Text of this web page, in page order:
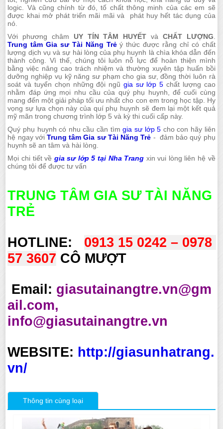
logic. Và cũng chính từ đó, tố chất thông minh của các em sẽ
được khai mở phát triển mãi mãi và phát huy hết tác dụng của
nó.
Với phương châm UY TÍN TÂM HUYẾT và CHẤT LƯỢNG
Trung tâm Gia sư Tài Năng Trẻý thức được rằng chỉ có chất
lượng dịch vụ và sự hài lòng của phụ huynh là chìa khóa dẫn đến
thành công. Vì thế, chúng tôi luôn nỗ lực để hoàn thiện mình
bằng việc nâng cao trách nhiệm và thường xuyên tập huấn bồi
dưỡng nghiệp vụ kỹ năng sư phạm cho gia sư, đồng thời luôn rà
soát và tuyển chọn những đội ngũ gia sư lớp 5 chất lượng cao
nhằm đáp ứng mọi nhu cầu của quý phụ huynh, để cuối cùng
mang đến một giải pháp tối ưu nhất cho con em trong học tập. Hy
vọng sự lựa chọn này của quí phụ huynh sẽ đem lại một kết quả
mỹ mãn trong chương trình lớp 5 và kỳ thi cuối cấp này.
Quý phụ huynh có nhu cầu cần tìmgia sư lớp 5 cho con hãy liên
hệ ngay vớiTrung tâm Gia sư Tài Năng Trẻ - đảm bảo quý phụ
huynh sẽ an tâm và hài lòng.
Mọi chi tiết về gia sư lớp 5 tại Nha Trang xin vui lòng liên hệ về
chúng tôi để được tư vấn
TRUNG TÂM GIA SƯ TÀI NĂNG
TRẺ
HOTLINE:
0913 15 0242 – 0978
57 3607 CÔ MƯỢT
Email: giasutainangtre.vn@gm
ail.com,
info@giasutainangtre.vn
WEBSITE: http://giasunhatrang.
vn/
Thông tin cùng loại